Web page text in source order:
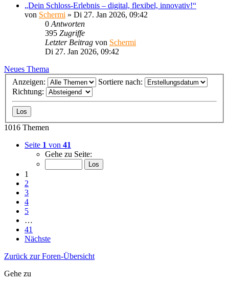
„Dein Schloss-Erlebnis – digital, flexibel, innovativ!“
von Schermi » Di 27. Jan 2026, 09:42
0 Antworten
395 Zugriffe
Letzter Beitrag von Schermi
Di 27. Jan 2026, 09:42
Neues Thema
Anzeigen:
Sortiere nach:
Richtung:
1016 Themen
Seite 1 von 41
Gehe zu Seite:
1
2
3
4
5
…
41
Nächste
Zurück zur Foren-Übersicht
Gehe zu